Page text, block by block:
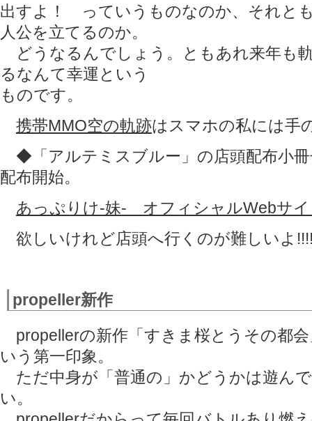
出すよ！ っていうものなのか、それと
人公を立てるのか。
どうなるんでしょう。ともあれ来年も
るなんて幸運という
ものです。
携帯MMO空の軌跡はスマホの私には手
◆「アルテミスブルー」の店頭配布小冊
配布開始。
あっぷりけ-妹- オフィシャルWebサ
欲しいけれど店頭へ行くのが難しいよ
propeller新作
propellerの新作「すきま桜とうその都
いう第一印象。
ただ中身が「普通の」かどうかは遊ん
い。